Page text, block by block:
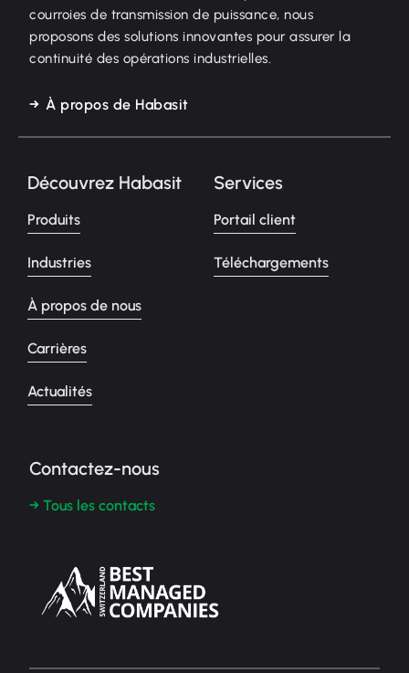
courroies de transmission de puissance, nous
proposons des solutions innovantes pour assurer la
continuité des opérations industrielles.
À propos de Habasit
Découvrez Habasit
Produits
Industries
À propos de nous
Carrières
Actualités
Services
Portail client
Téléchargements
Contactez-nous
→ Tous les contacts